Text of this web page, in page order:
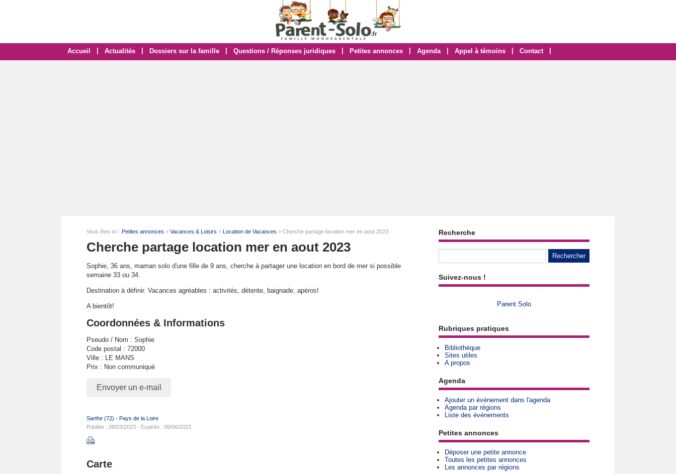
Accueil Actualités Dossiers sur la famille Questions / Réponses juridiques Petites annonces Agenda Appel à témoins Contact
Vous êtes ici : Petites annonces > Vacances & Loisirs > Location de Vacances > Cherche partage location mer en aout 2023
Cherche partage location mer en aout 2023
Sophie, 36 ans, maman solo d'une fille de 9 ans, cherche à partager une location en bord de mer si possible
semaine 33 ou 34.
Destination à définir. Vacances agréables : activités, détente, baignade, apéros!
A bientôt!
Coordonnées & Informations
Pseudo / Nom : Sophie
Code postal : 72000
Ville : LE MANS
Prix : Non communiqué
Envoyer un e-mail
Sarthe (72) - Pays de la Loire
Publiée : 08/03/2023 - Expirée : 06/06/2023
Carte
Recherche
Suivez-nous !
Parent Solo
Rubriques pratiques
Bibliothèque
Sites utiles
A propos
Agenda
Ajouter un événement dans l'agenda
Agenda par régions
Liste des événements
Petites annonces
Déposer une petite annonce
Toutes les petites annonces
Les annonces par régions